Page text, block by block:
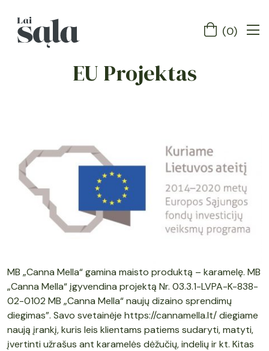
(0)
EU Projektas
MB „Canna Mella“ gamina maisto produktą – karamelę. MB
„Canna Mella“ įgyvendina projektą Nr. 03.3.1-LVPA-K-838-
02-0102 MB „Canna Mella“ naujų dizaino sprendimų
diegimas”. Savo svetainėje https://cannamella.lt/ diegiame
naują įrankį, kuris leis klientams patiems sudaryti, matyti,
įvertinti užrašus ant karamelės dėžučių, indelių ir kt. Kitas